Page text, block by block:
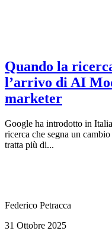
Quando la
l’arrivo di AI
marketer
Google ha introdotto in
ricerca che segna un
tratta più di...
Federico Petracca
31 Ottobre 2025